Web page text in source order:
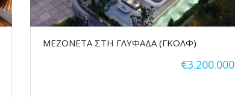
ΜΕΖΟΝΕΤΑ ΣΤΗ ΓΛΥΦΑΔΑ (ΓΚΟΛΦ)
€3.200.000